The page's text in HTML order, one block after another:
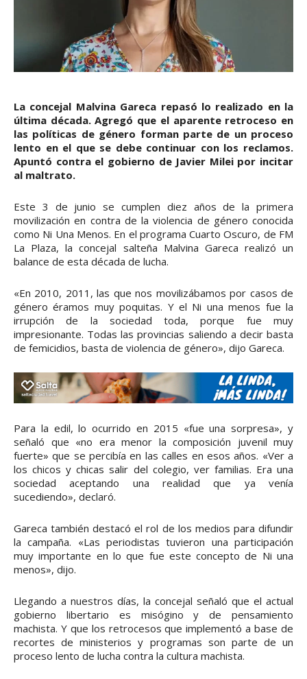
La concejal Malvina Gareca repasó lo realizado en la
última década. Agregó que el aparente retroceso en
las políticas de género forman parte de un proceso
lento en el que se debe continuar con los reclamos.
Apuntó contra el gobierno de Javier Milei por incitar
al maltrato.
Este 3 de junio se cumplen diez años de la primera
movilización en contra de la violencia de género conocida
como Ni Una Menos. En el programa Cuarto Oscuro, de FM
La Plaza, la concejal salteña Malvina Gareca realizó un
balance de esta década de lucha.
«En 2010, 2011, las que nos movilizábamos por casos de
género éramos muy poquitas. Y el Ni una menos fue la
irrupción de la sociedad toda, porque fue muy
impresionante. Todas las provincias saliendo a decir basta
de femicidios, basta de violencia de género», dijo Gareca.
Para la edil, lo ocurrido en 2015 «fue una sorpresa», y
señaló que «no era menor la composición juvenil muy
fuerte» que se percibía en las calles en esos años. «Ver a
los chicos y chicas salir del colegio, ver familias. Era una
sociedad aceptando una realidad que ya venía
sucediendo», declaró.
Gareca también destacó el rol de los medios para difundir
la campaña. «Las periodistas tuvieron una participación
muy importante en lo que fue este concepto de Ni una
menos», dijo.
Llegando a nuestros días, la concejal señaló que el actual
gobierno libertario es misógino y de pensamiento
machista. Y que los retrocesos que implementó a base de
recortes de ministerios y programas son parte de un
proceso lento de lucha contra la cultura machista.